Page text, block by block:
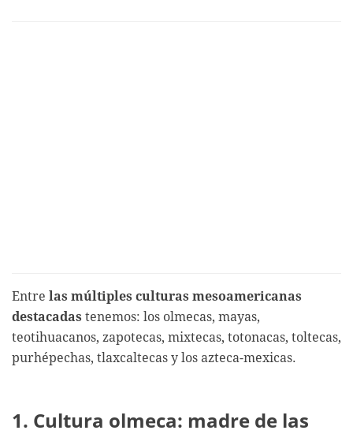
Entre las múltiples culturas mesoamericanas
destacadas tenemos: los olmecas, mayas,
teotihuacanos, zapotecas, mixtecas, totonacas, toltecas,
purhépechas, tlaxcaltecas y los azteca-mexicas.
1. Cultura olmeca: madre de las